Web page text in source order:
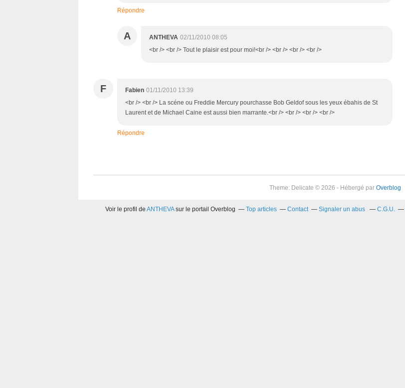
Répondre
A ANTHEVA 02/11/2010 08:05
<br /> <br /> Tout le plaisir est pour moi!<br /> <br /> <br /> <br />
F Fabien 01/11/2010 13:39
<br /> <br /> La scéne ou Freddie Mercury pourchasse Bob Geldof sous les yeux ébahis de St
Laurent et de Michael Caine est aussi bien marrante.<br /> <br /> <br /> <br />
Répondre
Theme: Delicate © 2026 - Hébergé par Overblog
Voir le profil de ANTHEVAsur le portail Overblog Top articles Contact Signaler un abus C.G.U.